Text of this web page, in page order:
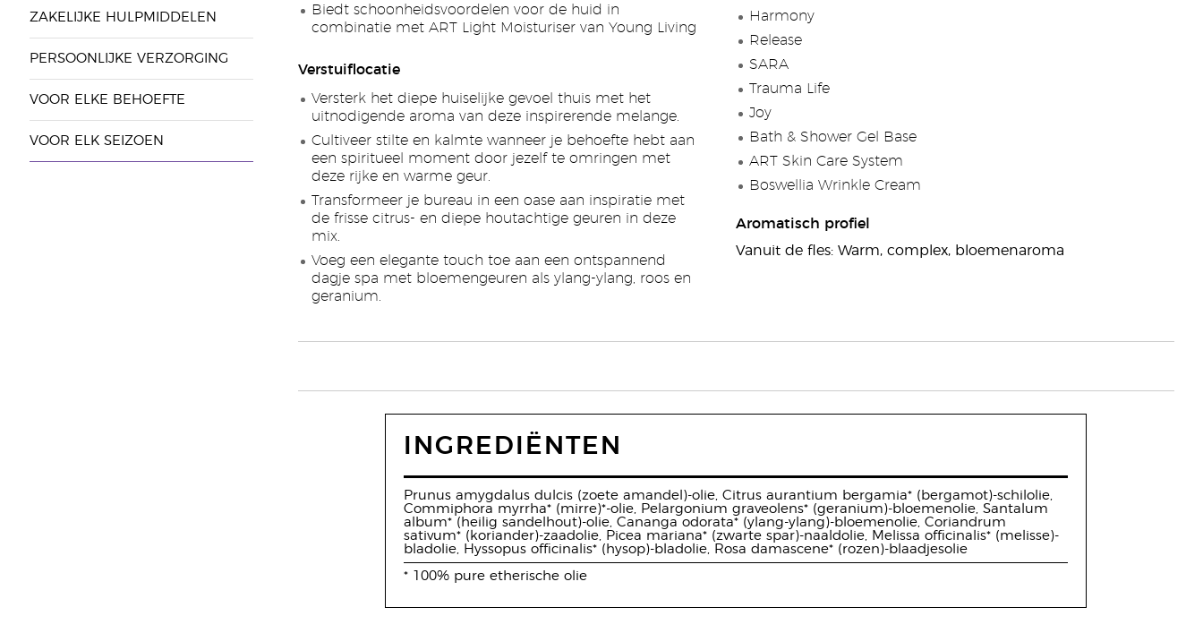
ZAKELIJKE HULPMIDDELEN
PERSOONLIJKE VERZORGING
VOOR ELKE BEHOEFTE
VOOR ELK SEIZOEN
Biedt schoonheidsvoordelen voor de huid in
combinatie met ART Light Moisturiser van Young Living
Verstuiflocatie
Versterk het diepe huiselijke gevoel thuis met het
uitnodigende aroma van deze inspirerende melange.
Cultiveer stilte en kalmte wanneer je behoefte hebt aan
een spiritueel moment door jezelf te omringen met
deze rijke en warme geur.
Transformeer je bureau in een oase aan inspiratie met
de frisse citrus- en diepe houtachtige geuren in deze
mix.
Voeg een elegante touch toe aan een ontspannend
dagje spa met bloemengeuren als ylang-ylang, roos en
geranium.
Harmony
Release
SARA
Trauma Life
Joy
Bath & Shower Gel Base
ART Skin Care System
Boswellia Wrinkle Cream
Aromatisch profiel
Vanuit de fles: Warm, complex, bloemenaroma
INGREDIËNTEN
Prunus amygdalus dulcis (zoete amandel)-olie, Citrus aurantium bergamia* (bergamot)-schilolie,
Commiphora myrrha* (mirre)*-olie, Pelargonium graveolens* (geranium)-bloemenolie, Santalum
album* (heilig sandelhout)-olie, Cananga odorata* (ylang-ylang)-bloemenolie, Coriandrum
sativum* (koriander)-zaadolie, Picea mariana* (zwarte spar)-naaldolie, Melissa officinalis* (melisse)-
bladolie, Hyssopus officinalis* (hysop)-bladolie, Rosa damascene* (rozen)-blaadjesolie
* 100% pure etherische olie